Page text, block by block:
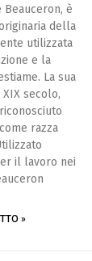
Beauceron, è
della
utilizzata
e la
La sua
secolo,
razza
il lavoro nei
»